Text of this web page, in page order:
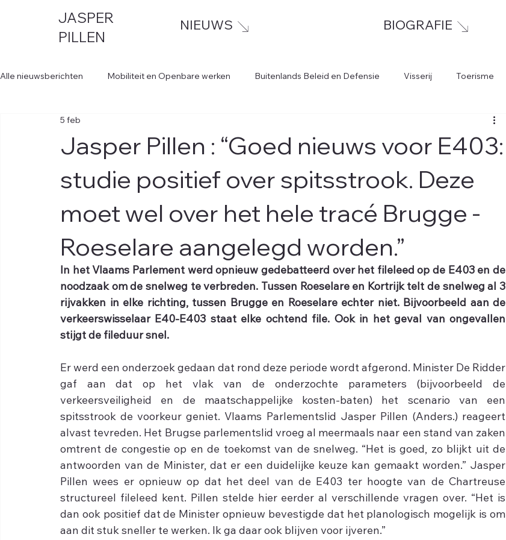
JASPER
PILLEN
NIEUWS BIOGRAFIE
Alle nieuwsberichten Mobiliteit en Openbare werken Buitenlands Beleid en Defensie Visserij Toerisme
Jasper Pillen : “Goed nieuws voor E403:
studie positief over spitsstrook. Deze
moet wel over het hele tracé Brugge -
Roeselare aangelegd worden.”
5 feb
In het Vlaams Parlement werd opnieuw gedebatteerd over het fileleed op de E403 en de
noodzaak om de snelweg te verbreden. Tussen Roeselare en Kortrijk telt de snelweg al 3
rijvakken in elke richting, tussen Brugge en Roeselare echter niet. Bijvoorbeeld aan de
verkeerswisselaar E40-E403 staat elke ochtend file. Ook in het geval van ongevallen
stijgt de fileduur snel.
Er werd een onderzoek gedaan dat rond deze periode wordt afgerond. Minister De Ridder
gaf aan dat op het vlak van de onderzochte parameters (bijvoorbeeld de
verkeersveiligheid en de maatschappelijke kosten-baten) het scenario van een
spitsstrook de voorkeur geniet. Vlaams Parlementslid Jasper Pillen (Anders.) reageert
alvast tevreden. Het Brugse parlementslid vroeg al meermaals naar een stand van zaken
omtrent de congestie op en de toekomst van de snelweg. “Het is goed, zo blijkt uit de
antwoorden van de Minister, dat er een duidelijke keuze kan gemaakt worden.” Jasper
Pillen wees er opnieuw op dat het deel van de E403 ter hoogte van de Chartreuse
structureel fileleed kent. Pillen stelde hier eerder al verschillende vragen over. “Het is
dan ook positief dat de Minister opnieuw bevestigde dat het planologisch mogelijk is om
aan dit stuk sneller te werken. Ik ga daar ook blijven voor ijveren.”